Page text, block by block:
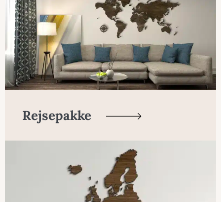
Rejsepakke